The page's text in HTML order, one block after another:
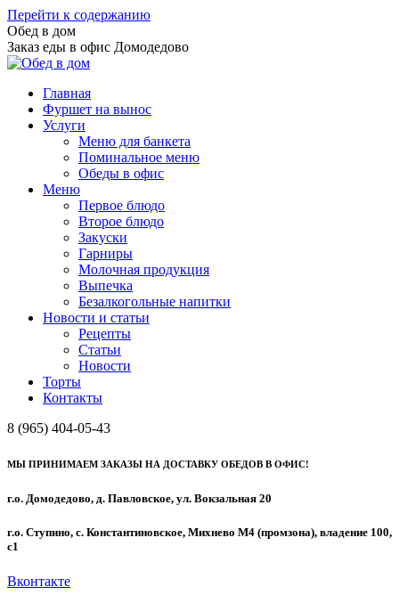
Перейти к содержанию
Обед в дом
Заказ еды в офис Домодедово
Главная
Фуршет на вынос
Услуги
Меню для банкета
Поминальное меню
Обеды в офис
Меню
Первое блюдо
Второе блюдо
Закуски
Гарниры
Молочная продукция
Выпечка
Безалкогольные напитки
Новости и статьи
Рецепты
Статьи
Новости
Торты
Контакты
8 (965) 404-05-43
МЫ ПРИНИМАЕМ ЗАКАЗЫ НА ДОСТАВКУ ОБЕДОВ В ОФИС!
г.о. Домодедово, д. Павловское, ул. Вокзальная 20
г.о. Ступино, с. Константиновское, Михнево М4 (промзона), владение 100,
с1
Вконтакте